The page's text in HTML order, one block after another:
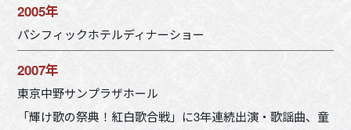
2005年
パシフィックホテルディナーショー
2007年
東京中野サンプラザホール
「輝け歌の祭典！紅白歌合戦」に3年連続出演・歌謡曲、童